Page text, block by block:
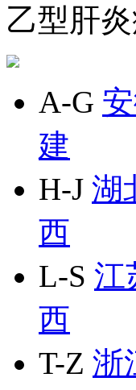
乙型肝
A-G
建
H-J 湖
西
L-S 江
西
T-Z 浙